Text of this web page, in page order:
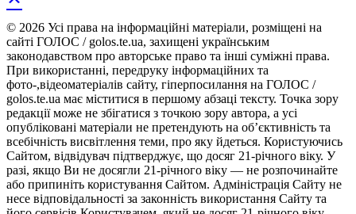
© 2026 Усі права на інформаційні матеріали, розміщені на
сайті ГОЛОС / golos.te.ua, захищені українським
законодавством про авторське право та інші суміжні права.
При використанні, передруку інформаційних та
фото-,відеоматеріалів сайту, гіперпосилання на ГОЛОС /
golos.te.ua має міститися в першому абзаці тексту. Точка зору
редакції може не збігатися з точкою зору автора, а усі
опубліковані матеріали не претендують на об’єктивність та
всебічність висвітлення теми, про яку йдеться. Користуючись
Сайтом, відвідувач підтверджує, що досяг 21-річного віку. У
разі, якщо Ви не досягли 21-річного віку — не розпочинайте
або припиніть користування Сайтом. Адміністрація Сайту не
несе відповідальності за законність використання Сайту та